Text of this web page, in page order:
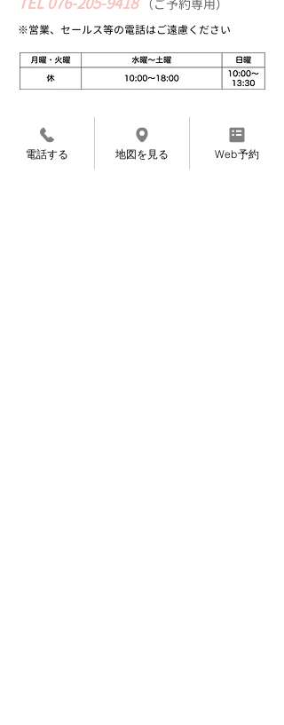
（ご予約専用）
※営業、セールス等の​電話はご遠慮ください
Web予約
〜完全ご予約制になっております〜
電話する 地図を見る Web予約